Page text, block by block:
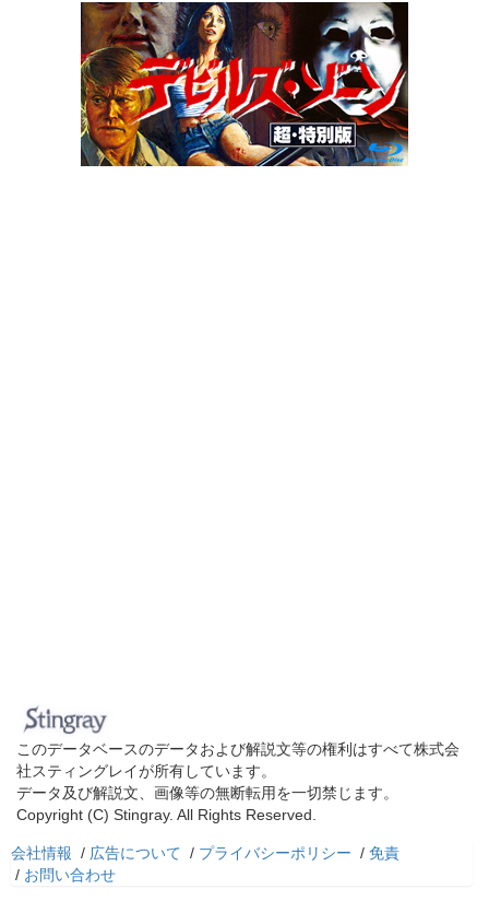
このデータベースのデータおよび解説文等の権利はすべて株式会
社スティングレイが所有しています。
データ及び解説文、画像等の無断転用を一切禁じます。
Copyright (C) Stingray. All Rights Reserved.
会社情報 / 広告について / プライバシーポリシー / 免責
/ お問い合わせ